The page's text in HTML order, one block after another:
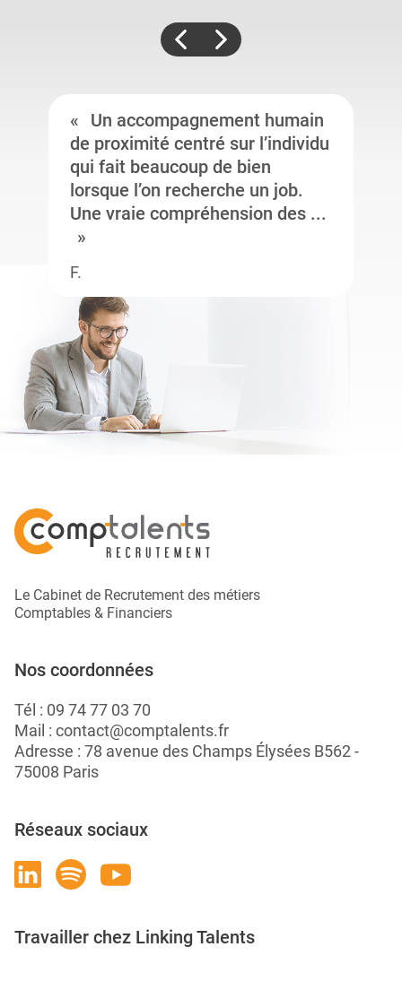
Un accompagnement humain
de proximité centré sur l’individu
qui fait beaucoup de bien
lorsque l’on recherche un job.
Une vraie compréhension des ...
F.
Le Cabinet de Recrutement des métiers
Comptables & Financiers
Nos coordonnées
Tél : 09 74 77 03 70
Mail : contact@comptalents.fr
Adresse : 78 avenue des Champs Élysées B562 -
75008 Paris
Réseaux sociaux
Travailler chez Linking Talents